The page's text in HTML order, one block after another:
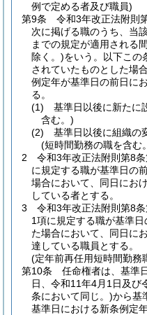
例で定める者及び職員)
第9条
令和3年改正法附則
次に掲げる職のうち、当
までの規定が適用される
除く。)をいう。以下この
されていたものとした場
例定年が基準日の前日に
る。
(1)
基準日以後に新たに
含む。)
(2)
基準日以後に組織の
(短時間勤務の職を含む
2
令和3年改正法附則第8
に規定する職が基準日の
場合において、同日にお
している者とする。
3
令和3年改正法附則第8
1項に規定する職が基準
た場合において、同日に
達している職員とする。
(定年前再任用短時間勤務
第10条
任命権者は、基準
日、令和11年4月1日及び
条において同じ。)から基
基準日における新条例定